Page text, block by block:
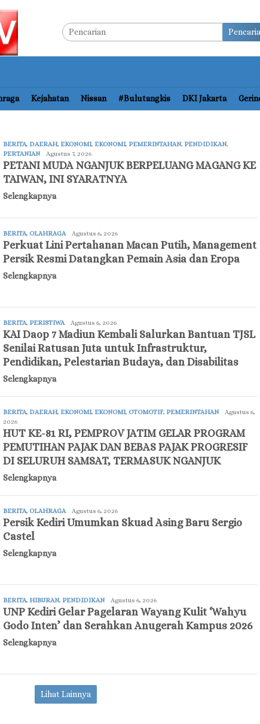
Kejahatan Nissan #bulutangkis DKI Jakarta
BERITA, DAERAH, EKONOMI, EKONOMI, PEMERINTAHAN, PENDIDIKAN,
PERTANIAN updatenews
Agustus 7, 2026
PETANI MUDA NGANJUK BERPELUANG MAGANG KE
TAIWAN, INI SYARATNYA
Selengkapnya
BERITA, OLAHRAGAupdatenews
Agustus 6, 2026
Perkuat Lini Pertahanan Macan Putih, Management
Persik Resmi Datangkan Pemain Asia dan Eropa
Selengkapnya
BERITA, PERISTIWAupdatenews
Agustus 6, 2026
KAI Daop 7 Madiun Kembali Salurkan Bantuan TJSL
Senilai Ratusan Juta untuk Infrastruktur,
Pendidikan, Pelestarian Budaya, dan Disabilitas
Selengkapnya
BERITA, DAERAH, EKONOMI, EKONOMI, OTOMOTIF, PEMERINTAHAN updatenews
Agustus 6,
2026
HUT KE-81 RI, PEMPROV JATIM GELAR PROGRAM
PEMUTIHAN PAJAK DAN BEBAS PAJAK PROGRESIF
DI SELURUH SAMSAT, TERMASUK NGANJUK
Selengkapnya
BERITA, OLAHRAGAupdatenews
Agustus 6, 2026
Persik Kediri Umumkan Skuad Asing Baru Sergio
Castel
Selengkapnya
BERITA, HIBURAN, PENDIDIKAN updatenews
Agustus 6, 2026
UNP Kediri Gelar Pagelaran Wayang Kulit ‘Wahyu
Godo Inten’ dan Serahkan Anugerah Kampus 2026
Selengkapnya
Lihat Lainnya